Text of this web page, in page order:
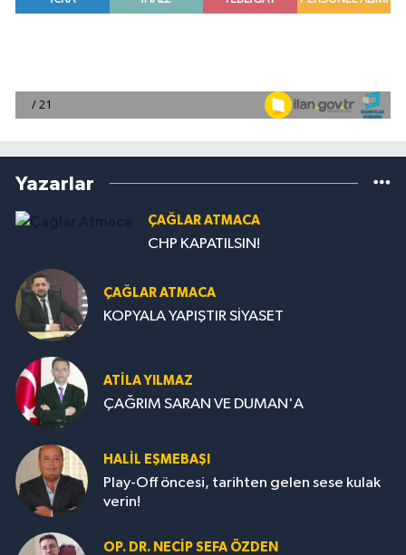
Yazarlar
ÇAĞLAR ATMACA
CHP KAPATILSIN!
ÇAĞLAR ATMACA
KOPYALA YAPIŞTIR SİYASET
ATILA YILMAZ
ÇAĞRIM SARAN VE DUMAN'A
HALIL EŞMEBAŞI
Play-Off öncesi, tarihten gelen sese kulak
verin!
OP. DR. NECIP SEFA ÖZDEN